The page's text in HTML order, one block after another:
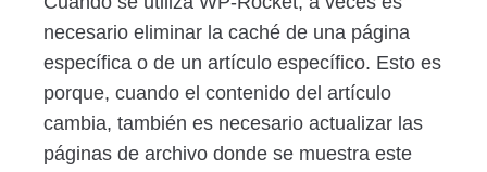
necesario eliminar la caché de una página
específica o de un artículo específico. Esto es
porque, cuando el contenido del artículo
cambia, también es necesario actualizar las
páginas de archivo donde se muestra este